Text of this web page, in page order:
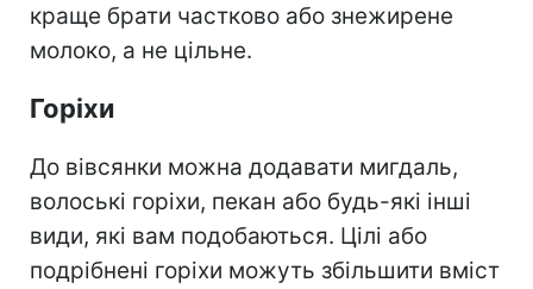
краще брати частково або знежирене
молоко, а не цільне.
Горіхи
До вівсянки можна додавати мигдаль,
волоські горіхи, пекан або будь-які інші
види, які вам подобаються. Цілі або
подрібнені горіхи можуть збільшити вміст